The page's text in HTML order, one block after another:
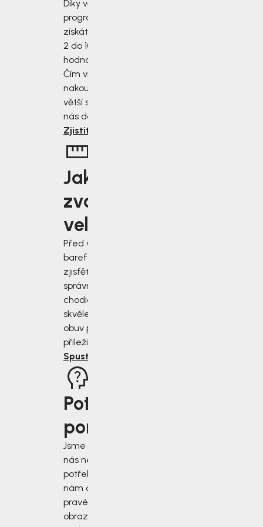
Díky věrnostnímu
programu
získáte slevu od
2 do 10 % z
hodnoty nákupu.
Čím více
nakoupíte, tím
větší slevu od
nás dostanete.
Zjistit více
Jakou
zvolit
velikost?
Před výběrem
barefoot bot
zjisťěte jak
správně změřit
chodidla a vybrat
skvěle padnoucí
obuv pro každou
příležitost.
Spustit rádce
Potřebujete
poradit?
Jsme tu pro vás, když
nás nejvíce
potřebujete. Napište
nám do chatu v
pravém dolním rohu
obrazovky, nebo